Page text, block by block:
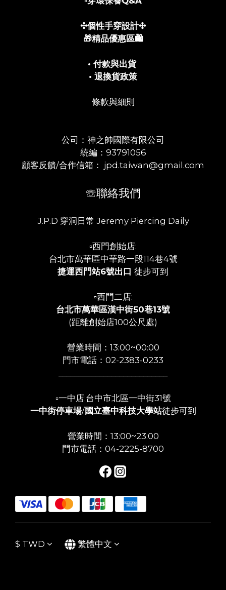
✣個性手穿設計✣
🎁精品優惠區🛍️
• 付款與出貨
• 退換貨政策
條款與細則
公司：神之帥國際有限公司
統編：93791056
顧客反饋/合作信箱： jpd.taiwan@gmail.com
☏聯絡我們
J.P.D 穿洞日常 Jeremy Piercing Daily
▫️西門創始店:
台北市萬華區中華路一段114巷4號
捷運西門站6號出口 徒步可到
▫️西門二店:
台北市萬華區漢中街50巷13號
(距離創始店100公尺處)
營業時間：13:00~00:00
門市電話：02-2383-0233
▫️一中店:台中市北區一中街31號
一中街停車場/國立臺中科技大學站徒步可到
營業時間：13:00~23:00
門市電話：04-2225-8700
$ TWD 繁體中文